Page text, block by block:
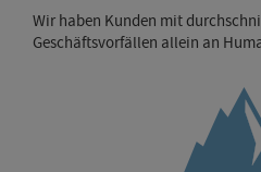
Wir haben Kunden mit
Geschäftsvorfällen allein an